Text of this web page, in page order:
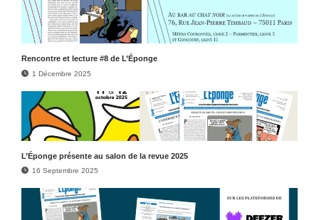
Rencontre et lecture #8 de L’Éponge
1 Décembre 2025
L’Éponge présente au salon de la revue 2025
16 Septembre 2025